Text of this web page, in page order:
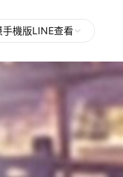
手機版LINE查看